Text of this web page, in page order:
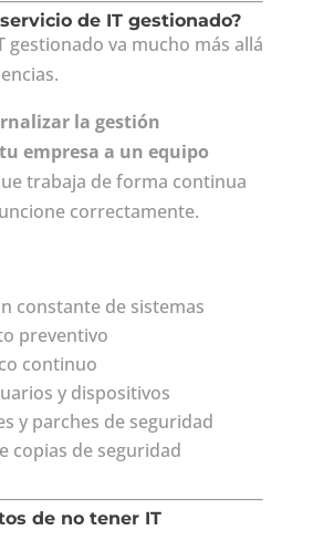
de IT gestionado?
gestionado va mucho más allá
la gestión
empresa a un equipo
trabaja de forma continua
correctamente.
constante de sistemas
preventivo
continuo
y dispositivos
y parches de seguridad
copias de seguridad
de no tener IT